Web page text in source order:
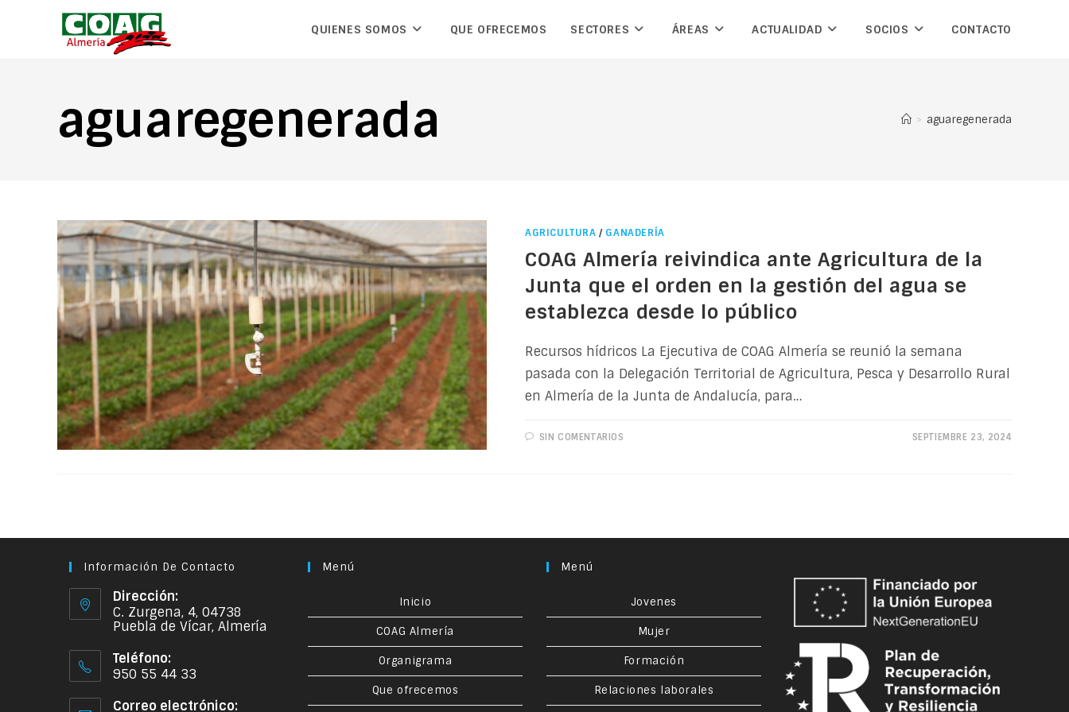
QUIENES SOMOS QUE OFRECEMOS SECTORES ÁREAS ACTUALIDAD SOCIOS CONTACTO
aguaregenerada > aguaregenerada
AGRICULTURA / GANADERÍA
COAG Almería reivindica ante Agricultura de la
Junta que el orden en la gestión del agua se
establezca desde lo público
Recursos hídricos La Ejecutiva de COAG Almería se reunió la semana
pasada con la Delegación Territorial de Agricultura, Pesca y Desarrollo Rural
en Almería de la Junta de Andalucía, para…
SIN COMENTARIOS SEPTIEMBRE 23, 2024
Información De Contacto
Dirección:
C. Zurgena, 4, 04738
Puebla de Vícar, Almería
Teléfono:
950 55 44 33
Correo electrónico:
Menú
Inicio
COAG Almería
Organigrama
Que ofrecemos
Menú
Jovenes
Mujer
Formación
Relaciones laborales